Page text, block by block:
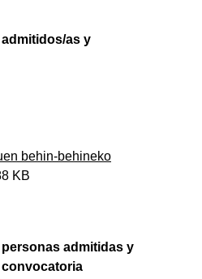
as y
behin-behineko
KB
admitidas y